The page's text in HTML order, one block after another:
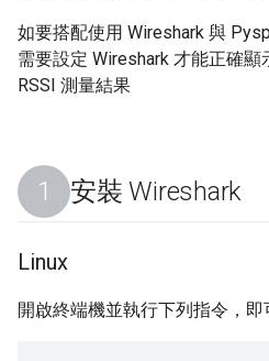
如要搭配使用 Wireshark 與
需要設定 Wireshark 才能正確顯
RSSI 測量結果
安裝 Wireshark
Linux
開啟終端機並執行下列指令，即